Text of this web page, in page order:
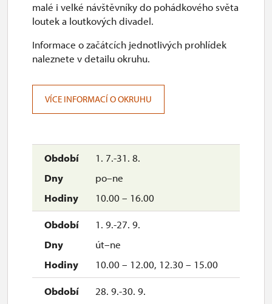
1. 7.-31. 8.
po–ne
10.00 – 16.00
1. 9.-27. 9.
út–ne
10.00 – 12.00, 12.30 – 15.00
28. 9.-30. 9.
malé i velké návštěvníky do pohádkového světa
loutek a loutkových divadel.
Informace o začátcích jednotlivých prohlídek
naleznete v detailu okruhu.
VÍCE INFORMACÍ O OKRUHU